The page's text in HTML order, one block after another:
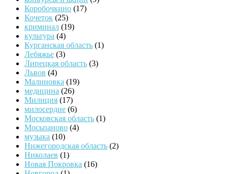
Коробочкино (17)
Кочеток (25)
криминал (19)
культура (4)
Курганская область (1)
Лебяжье (3)
Липецкая область (3)
Львов (4)
Малиновка (19)
медицина (26)
Милиция (17)
милосердие (6)
Московская область (1)
Мосьпаново (4)
музыка (10)
Нижегородская область (2)
Николаев (1)
Новая Покровка (16)